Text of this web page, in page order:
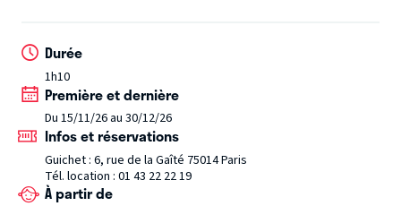
Durée
1h10
Première et dernière
Du 15/11/26 au 30/12/26
Infos et réservations
Guichet : 6, rue de la Gaîté 75014 Paris
Tél. location : 01 43 22 22 19
À partir de